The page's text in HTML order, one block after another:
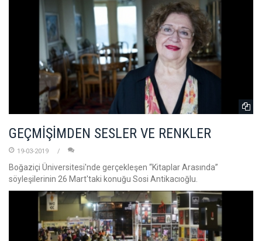
GEÇMİŞİMDEN SESLER VE RENKLER
19-03-2019
Boğaziçi Üniversitesi'nde gerçekleşen “Kitaplar Arasında”
söyleşilerinin 26 Mart'taki konuğu Sosi Antikacıoğlu.